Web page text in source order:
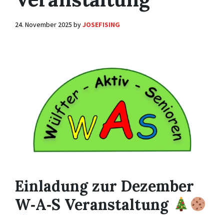
24. November 2025 byJOSEFISING
Einladung zur Dezember
W‑A‑S Veranstaltung